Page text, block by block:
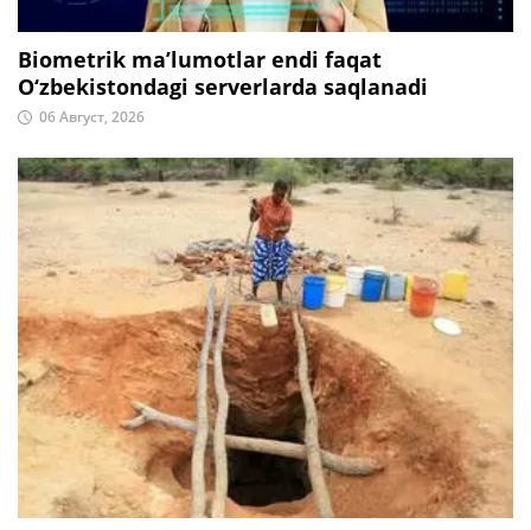
Biometrik ma’lumotlar endi faqat
O‘zbekistondagi serverlarda saqlanadi
06 Август, 2026